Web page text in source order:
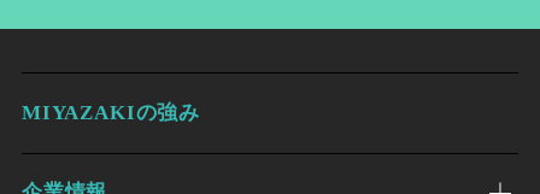
MIYAZAKIの強み